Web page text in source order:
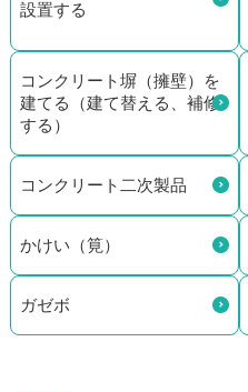
設置する
コンクリート塀（擁壁）を
建てる（建て替える、補修
する）
コンクリート二次製品
かけい（筧）
ガゼボ